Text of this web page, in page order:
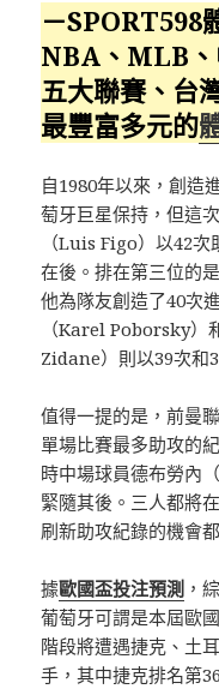
－SPORT598
NBA、MLB、
五大聯賽、台
最豐富多元的
自1980年以來，創造
萄牙巨星保持，但這
（Luis Figo）以42
在後。排在第三位的
他為隊友創造了40次
（Karel Poborsky
Zidane）則以39次和
值得一提的是，前曼
單場比賽最多助攻的
時中場球員德布勞內
緊隨其後。三人都將
刷新助攻紀錄的機會
據歐國盃投注預測 ，
葡萄牙可謂是本屆歐
階段將遭遇捷克、土
手，其中捷克排名第